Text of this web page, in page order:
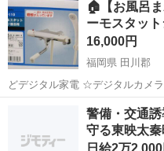
🏠【お風呂
16,000円
福岡県 田川郡
どデジタル家電 ☆デジタルカメラ
ｉｋｏｎ… 田川郡 生活家電
警備・交通
守る東映太
日給2万